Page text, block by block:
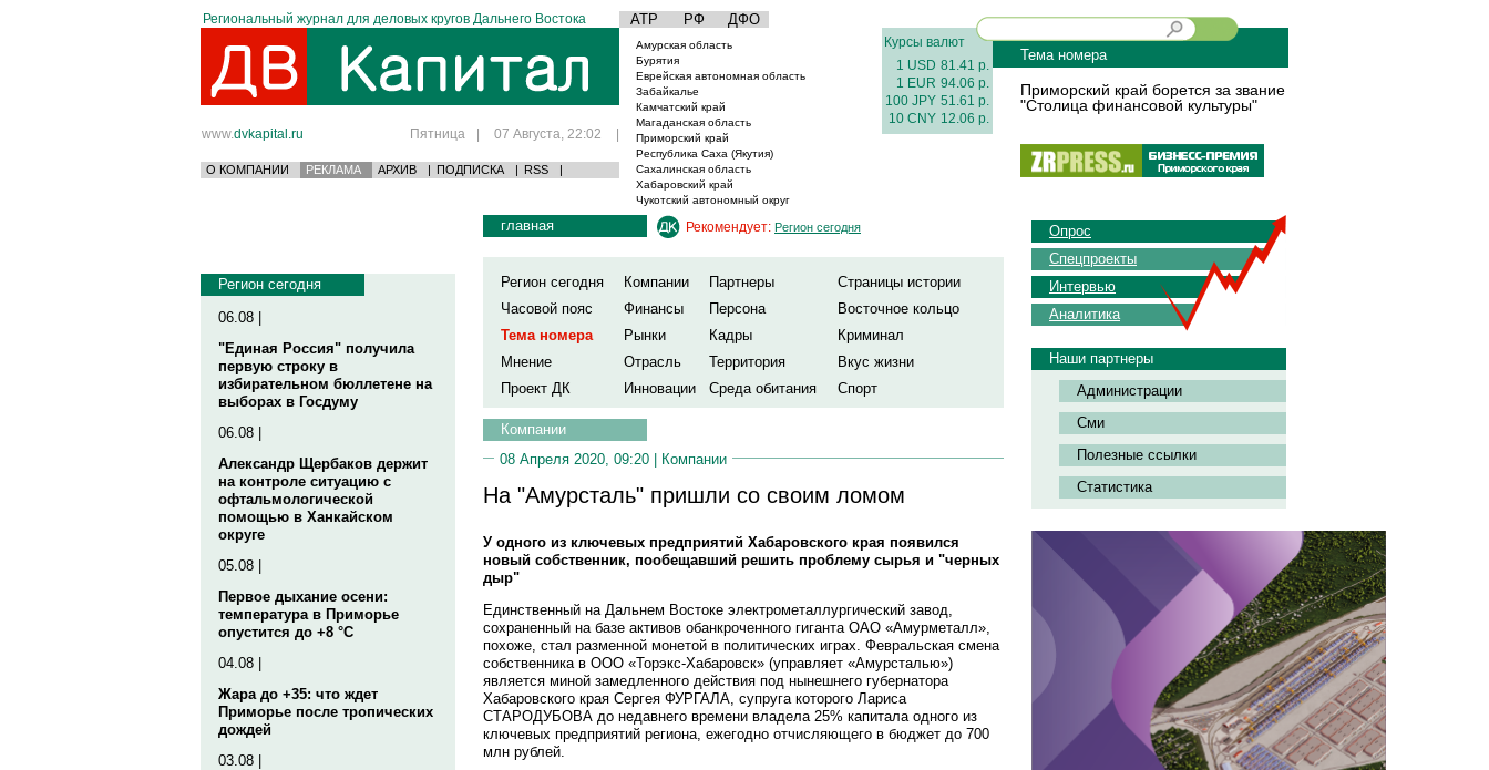
Региональный журнал для деловых кругов Дальнего Востока АТР РФ ДФО
www.dvkapital.ru Пятница | 07 Августа, 22:02 |
О КОМПАНИИ РЕКЛАМА АРХИВ | ПОДПИСКА | RSS |
Амурская область
Бурятия
Еврейская автономная область
Забайкалье
Камчатский край
Магаданская область
Приморский край
Республика Саха (Якутия)
Сахалинская область
Хабаровский край
Чукотский автономный округ
Курсы валют
1 USD 81.41 р.
1 EUR 94.06 р.
100 JPY 51.61 р.
10 CNY 12.06 р.
Тема номера
Приморский край борется за звание
"Столица финансовой культуры"
Регион сегодня
06.08 |
"Единая Россия" получила
первую строку в
избирательном бюллетене на
выборах в Госдуму
06.08 |
Александр Щербаков держит
на контроле ситуацию с
офтальмологической
помощью в Ханкайском
округе
05.08 |
Первое дыхание осени:
температура в Приморье
опустится до +8 °C
04.08 |
Жара до +35: что ждет
Приморье после тропических
дождей
03.08 |
главная Рекомендует: Регион сегодня
Регион сегодня Компании Партнеры
Страницы истории
Часовой пояс
Финансы Персона
Восточное кольцо
Тема номера
Рынки Кадры
Криминал
Мнение
Отрасль Территория
Вкус жизни
Проект ДК
Инновации Среда обитания Спорт
Компании
08 Апреля 2020, 09:20 | Компании
На "Амурсталь" пришли со своим ломом
У одного из ключевых предприятий Хабаровского края появился
новый собственник, пообещавший решить проблему сырья и "черных
дыр"
Единственный на Дальнем Востоке электрометаллургический завод,
сохраненный на базе активов обанкроченного гиганта ОАО «Амурметалл»,
похоже, стал разменной монетой в политических играх. Февральская смена
собственника в ООО «Торэкс-Хабаровск» (управляет «Амурсталью»)
является миной замедленного действия под нынешнего губернатора
Хабаровского края Сергея ФУРГАЛА, супруга которого Лариса
СТАРОДУБОВА до недавнего времени владела 25% капитала одного из
ключевых предприятий региона, ежегодно отчисляющего в бюджет до 700
млн рублей.
Опрос
Спецпроекты
Интервью
Аналитика
Наши партнеры
Администрации
Сми
Полезные ссылки
Статистика